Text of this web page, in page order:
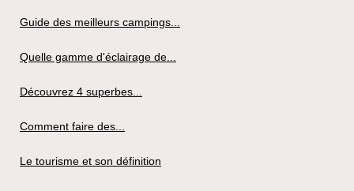
Guide des meilleurs campings...
Quelle gamme d'éclairage de...
Découvrez 4 superbes...
Comment faire des...
Le tourisme et son définition